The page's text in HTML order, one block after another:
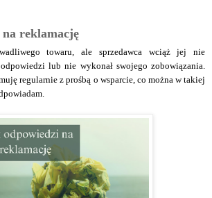
reklamację
wadliwego towaru, ale sprzedawca wciąż jej nie
lub nie wykonał swojego zobowiązania.
regularnie z prośbą o wsparcie, co można w takiej